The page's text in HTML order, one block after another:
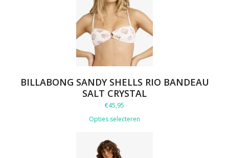
BILLABONG SANDY SHELLS RIO BANDEAU
SALT CRYSTAL
€45,95
Opties selecteren